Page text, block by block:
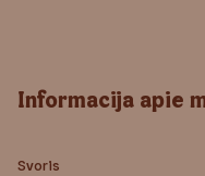
Informacija apie
Svoris